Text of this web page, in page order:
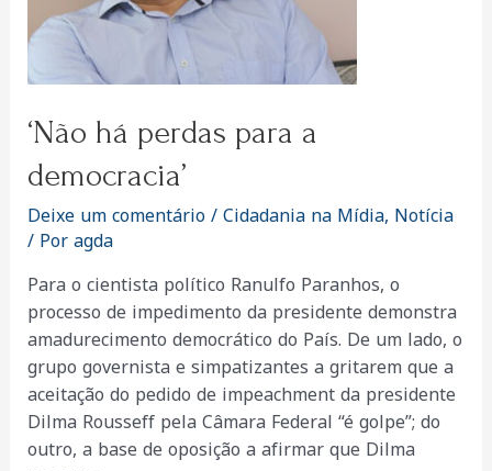
‘Não há perdas para a
democracia’
Deixe um comentário/Cidadania na Mídia, Notícia
/ Poragda
Para o cientista político Ranulfo Paranhos, o
processo de impedimento da presidente demonstra
amadurecimento democrático do País. De um lado, o
grupo governista e simpatizantes a gritarem que a
aceitação do pedido de impeachment da presidente
Dilma Rousseff pela Câmara Federal “é golpe”; do
outro, a base de oposição a afirmar que Dilma